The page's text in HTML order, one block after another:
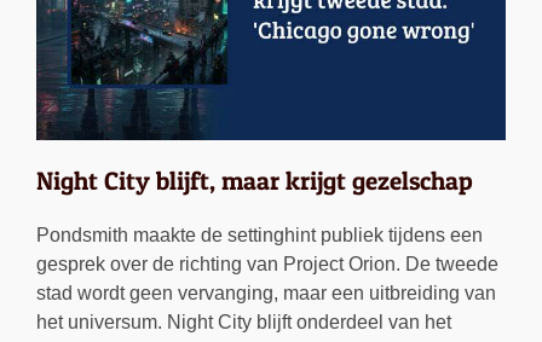
Night City blijft, maar krijgt gezelschap
Pondsmith maakte de settinghint publiek tijdens een
gesprek over de richting van Project Orion. De tweede
stad wordt geen vervanging, maar een uitbreiding van
het universum. Night City blijft onderdeel van het